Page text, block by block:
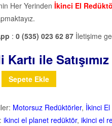
Her Yerinden İkinci El
: 0 (535) 023 62 87 İletişime
Kartı ile
Sepete Ekle
Motorsuz Redüktörler, İkinci
ikinci el planet redüktör, ikinci el